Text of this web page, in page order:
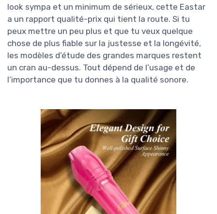
look sympa et un minimum de sérieux, cette Eastar
a un rapport qualité-prix qui tient la route. Si tu
peux mettre un peu plus et que tu veux quelque
chose de plus fiable sur la justesse et la longévité,
les modèles d’étude des grandes marques restent
un cran au-dessus. Tout dépend de l’usage et de
l’importance que tu donnes à la qualité sonore.